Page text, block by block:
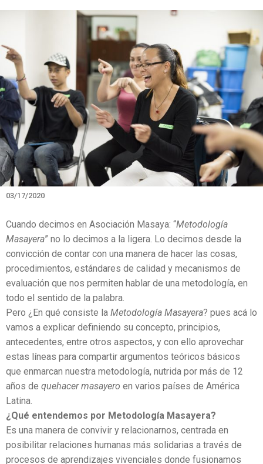
03/17/2020
Cuando decimos en Asociación Masaya: “Metodología
Masayera” no lo decimos a la ligera. Lo decimos desde la
convicción de contar con una manera de hacer las cosas,
procedimientos, estándares de calidad y mecanismos de
evaluación que nos permiten hablar de una metodología, en
todo el sentido de la palabra.
Pero ¿En qué consiste la Metodología Masayera? pues acá lo
vamos a explicar definiendo su concepto, principios,
antecedentes, entre otros aspectos, y con ello aprovechar
estas líneas para compartir argumentos teóricos básicos
que enmarcan nuestra metodología, nutrida por más de 12
años de quehacer masayero en varios países de América
Latina.
¿Qué entendemos por Metodología Masayera?
Es una manera de convivir y relacionarnos, centrada en
posibilitar relaciones humanas más solidarias a través de
procesos de aprendizajes vivenciales donde fusionamos